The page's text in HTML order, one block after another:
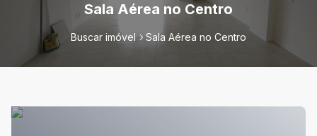
Sala Aérea no Centro
Buscar imóvel Sala Aérea no Centro